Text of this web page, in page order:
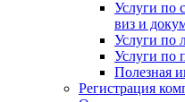
Услуги по
виз и
Услуги по
Услуги по
Полезная
Регистрация